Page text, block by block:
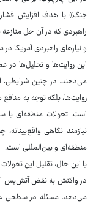
جنگ» با هدف افزایش فشار
راهبردی که در آن حل منازعه
و نیازهای راهبردی آمریکا
این روایت‌ها و تحلیل‌ها در
می‌دهند. در چنین شرایطی،
روایت‌ها، بلکه توجه به
است. تحولات منطقه‌ای با
نیازمند نگاهی
منطقه‌ای و بین‌المللی است.
با این حال، تقلیل این
در واکنش به نقض آتش‌بس از
می‌دهد. مسئله در سطحی